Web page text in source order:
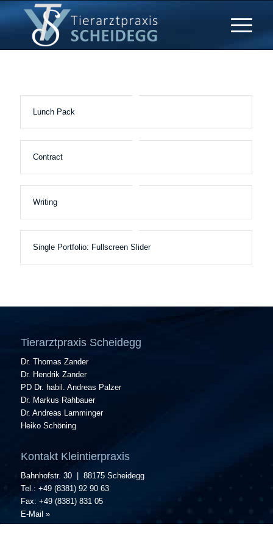
Lunch Pack
Contract
Writing
Single Portfolio: Fullscreen Slider
Tierarztpraxis Scheidegg
Dr. Thomas Zander
Dr. Hendrik Zander
PD Dr. habil. Andreas Palzer
Dr. Markus Rahbauer
Dr. Andreas Lamminger
Heiko Schöning
Kontakt Kleintierpraxis
Bahnhofstr. 30 | 88175 Scheidegg
Tel.: +49 (8381) 92 90 63
Fax: +49 (8381) 831 05
E-Mail »